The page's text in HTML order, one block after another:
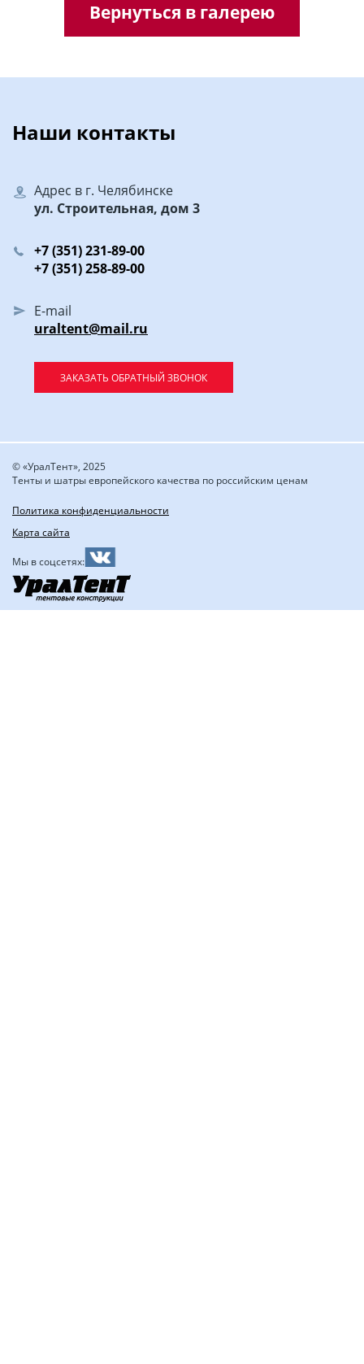
Вернуться в галерею
Наши контакты
Адрес в г. Челябинске
ул. Строительная, дом 3
+7 (351) 231-89-00
+7 (351) 258-89-00
E-mail
uraltent@mail.ru
ЗАКАЗАТЬ ОБРАТНЫЙ ЗВОНОК
© «УралТент», 2025
Тенты и шатры европейского качества по российским ценам
Политика конфиденциальности
Карта сайта
Мы в соцсетях: